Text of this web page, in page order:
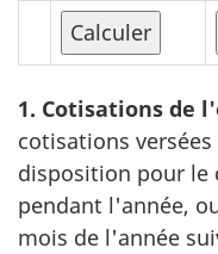
1. Cotisations de
cotisations
disposition pour
pendant l'année,
mois de l'année